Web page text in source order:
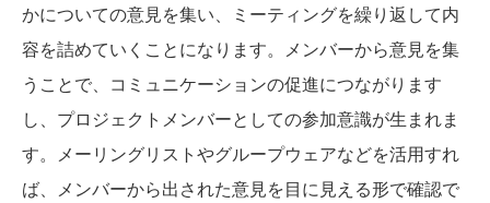
かについての意見を集い、ミーティングを繰り返して内
容を詰めていくことになります。メンバーから意見を集
うことで、コミュニケーションの促進につながります
し、プロジェクトメンバーとしての参加意識が生まれま
す。メーリングリストやグループウェアなどを活用すれ
ば、メンバーから出された意見を目に見える形で確認で